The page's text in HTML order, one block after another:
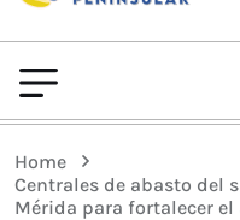
Home
Centrales de abasto del
Mérida para fortalecer